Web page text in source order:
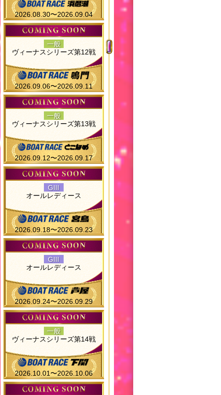
2026.08.30〜2026.09.04
一般
ヴィーナスシリーズ第12戦
2026.09.06〜2026.09.11
一般
ヴィーナスシリーズ第13戦
2026.09.12〜2026.09.17
GIII
オールレディース
2026.09.18〜2026.09.23
GIII
オールレディース
2026.09.24〜2026.09.29
一般
ヴィーナスシリーズ第14戦
2026.10.01〜2026.10.06